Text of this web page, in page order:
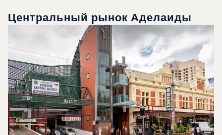
Центральный рынок Аделаиды